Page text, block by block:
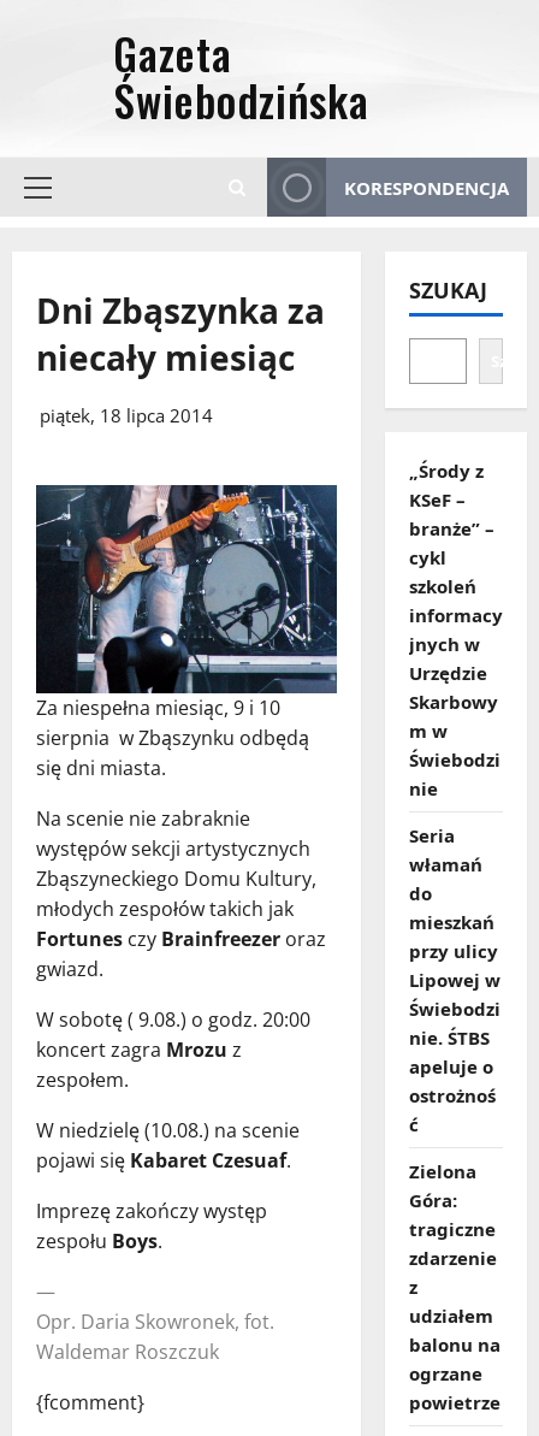
Menu
KORESPONDENCJA
Dni Zbąszynka za
niecały miesiąc
piątek, 18 lipca 2014
Za niespełna miesiąc, 9 i 10
sierpnia w Zbąszynku odbędą
się dni miasta.
Na scenie nie zabraknie
występów sekcji artystycznych
Zbąszyneckiego Domu Kultury,
młodych zespołów takich jak
Fortunes czy Brainfreezer oraz
gwiazd.
W sobotę ( 9.08.) o godz. 20:00
koncert zagra Mrozu z
zespołem.
W niedzielę (10.08.) na scenie
pojawi się Kabaret Czesuaf.
Imprezę zakończy występ
zespołu Boys.
—
Opr. Daria Skowronek, fot.
Waldemar Roszczuk
{fcomment}
SZUKAJ
„Środy z
KSeF –
branże” –
cykl
szkoleń
informacy
jnych w
Urzędzie
Skarbowy
m w
Świebodzi
nie
Seria
włamań
do
mieszkań
przy ulicy
Lipowej w
Świebodzi
nie. ŚTBS
apeluje o
ostrożnoś
ć
Zielona
Góra:
tragiczne
zdarzenie
z
udziałem
balonu na
ogrzane
powietrze